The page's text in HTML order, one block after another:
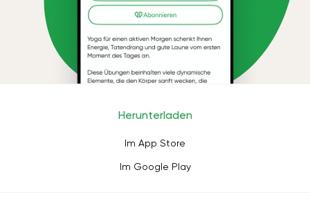
Herunterladen
Im App Store
Im Google Play